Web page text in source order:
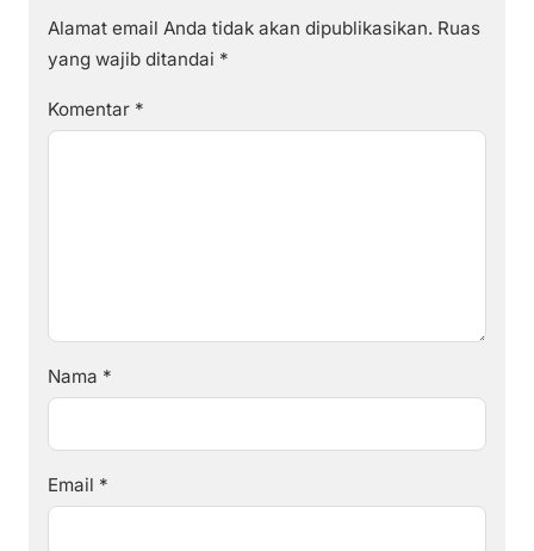
Alamat email Anda tidak akan dipublikasikan. Ruas
yang wajib ditandai *
Komentar *
Nama *
Email *